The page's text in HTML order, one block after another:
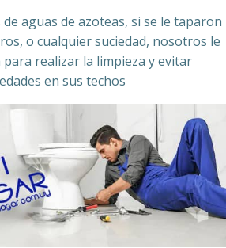
aguas de azoteas, si se le taparon
o cualquier suciedad, nosotros le
para realizar la limpieza y evitar
en sus techos